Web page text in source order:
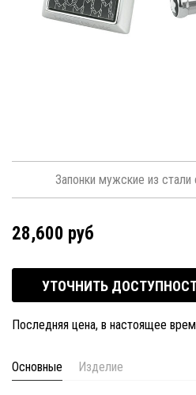
Запонки мужские из
28,600 руб
УТОЧНИТЬ
Последняя цена, в настоящее
Основные Изделие